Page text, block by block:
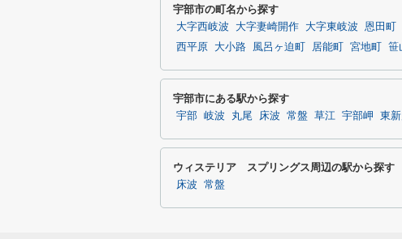
宇部市の町名から探す
大字西岐波 大字妻崎開作 大字東岐波 恩田町
西平原
大小路 風呂ヶ迫町 居能町 宮地町 笹
宇部市にある駅から探す
宇部 岐波 丸尾 床波 常盤 草江 宇部岬 東新
ウィステリア スプリングス周辺の駅から探す
床波 常盤